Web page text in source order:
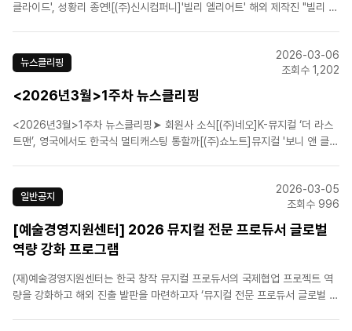
클라이드', 성황리 종연![(주)신시컴퍼니]'빌리 엘리어트' 해외 제작진 "빌리 역
열기 후끈.[(주)더블케..
뉴스클리핑
2026-03-06
조회수 1,202
<2026년3월>1주차 뉴스클리핑
<2026년3월>1주차 뉴스클리핑➤ 회원사 소식[(주)네오]K-뮤지컬 ‘더 라스
트맨’, 영국에서도 한국식 멀티캐스팅 통할까[(주)쇼노트]뮤지컬 '보니 앤 클라
는다[오디컴퍼니(주)..
일반공지
2026-03-05
조회수 996
[예술경영지원센터] 2026 뮤지컬 전문 프로듀서 글로벌
역량 강화 프로그램
(재)예술경영지원센터는 한국 창작 뮤지컬 프로듀서의 국제협업 프로젝트 역
량을 강화하고 해외 진출 발판을 마련하고자 ‘뮤지컬 전문 프로듀서 글로벌 역